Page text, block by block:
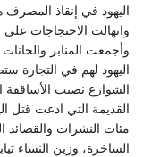
اليهود في إنقاذ
وانهالت الاحتجاجات على
وأجمعت المنابر
اليهود لهم في التجارة
الشوارع نصيب الأساقفة
القديمة التي ادعت قتل
مئات النشرات والقصائد
الساخرة، وزين النساء